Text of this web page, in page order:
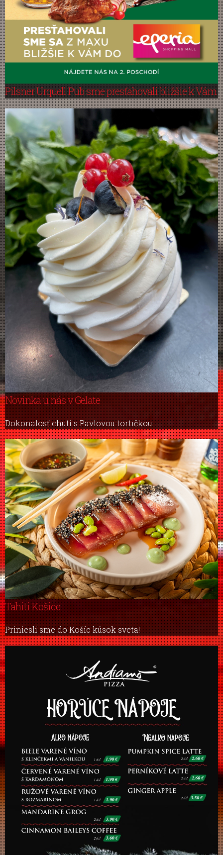
Pilsner Urquell Pub sme presťahovali bližšie k Vám
Novinka u nás v Gelate
Dokonalosť chutí s Pavlovou tortičkou
Tahiti Košice
Priniesli sme do Košíc kúsok sveta!